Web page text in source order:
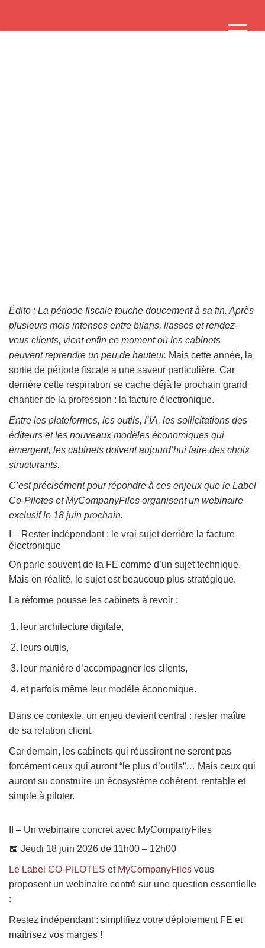
Édito : La période fiscale touche doucement à sa fin. Après
plusieurs mois intenses entre bilans, liasses et rendez-
vous clients, vient enfin ce moment où les cabinets
peuvent reprendre un peu de hauteur. Mais cette année, la
sortie de période fiscale a une saveur particulière. Car
derrière cette respiration se cache déjà le prochain grand
chantier de la profession : la facture électronique.
Entre les plateformes, les outils, l’IA, les sollicitations des
éditeurs et les nouveaux modèles économiques qui
émergent, les cabinets doivent aujourd’hui faire des choix
structurants.
C’est précisément pour répondre à ces enjeux que le Label
Co-Pilotes et MyCompanyFiles organisent un webinaire
exclusif le 18 juin prochain.
I – Rester indépendant : le vrai sujet derrière la facture
électronique
On parle souvent de la FE comme d’un sujet technique.
Mais en réalité, le sujet est beaucoup plus stratégique.
La réforme pousse les cabinets à revoir :
leur architecture digitale,
leurs outils,
leur manière d’accompagner les clients,
et parfois même leur modèle économique.
Dans ce contexte, un enjeu devient central : rester maître
de sa relation client.
Car demain, les cabinets qui réussiront ne seront pas
forcément ceux qui auront “le plus d’outils”… Mais ceux qui
auront su construire un écosystème cohérent, rentable et
simple à piloter.
II – Un webinaire concret avec MyCompanyFiles
📅 Jeudi 18 juin 2026 de 11h00 – 12h00
Le Label CO-PILOTES et MyCompanyFiles vous
proposent un webinaire centré sur une question essentielle
:
Restez indépendant : simplifiez votre déploiement FE et
maîtrisez vos marges !